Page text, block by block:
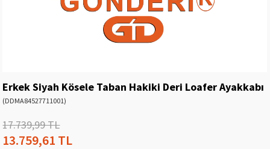
Erkek Siyah Kösele Taban Hakiki Deri Loafer Ayakkabı
(DDMA84527711001)
17.739,99 TL
13.759,61 TL